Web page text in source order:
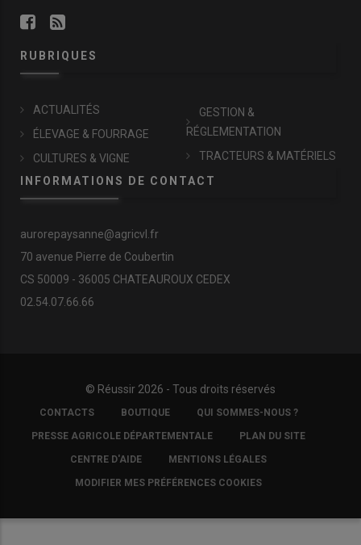
RUBRIQUES
ACTUALITÉS
ÉLEVAGE & FOURRAGE
CULTURES & VIGNE
GESTION &
RÉGLEMENTATION
TRACTEURS & MATÉRIELS
INFORMATIONS DE CONTACT
aurorepaysanne@agricvl.fr
70 avenue Pierre de Coubertin
CS 50009 - 36005 CHATEAUROUX CEDEX
02.54.07.66.66
© Réussir 2026 - Tous droits réservés
FOOTER
COPYRIGHT
CONTACTS BOUTIQUE QUI SOMMES-NOUS ?
PRESSE AGRICOLE DÉPARTEMENTALE PLAN DU SITE
CENTRE D'AIDE MENTIONS LÉGALES
MODIFIER MES PRÉFÉRENCES COOKIES